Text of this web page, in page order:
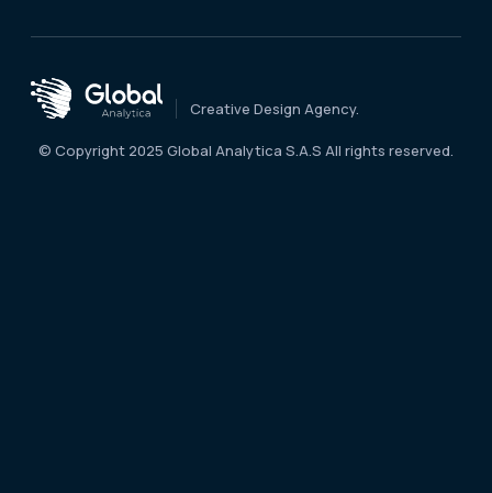
Creative Design Agency.
© Copyright 2025 Global Analytica S.A.S All rights reserved.